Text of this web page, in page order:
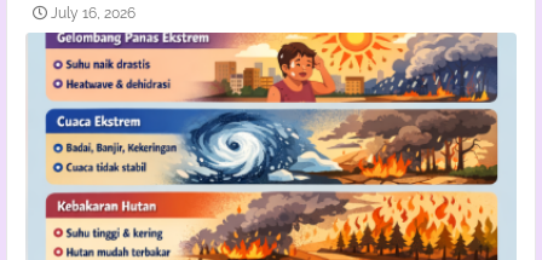
July 16, 2026